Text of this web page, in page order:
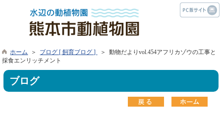
ホーム ＞ ブログ [ 飼育ブログ ]
＞ 動物だよりvol.454アフリカゾウの工事と
採食エンリッチメント
ブログ